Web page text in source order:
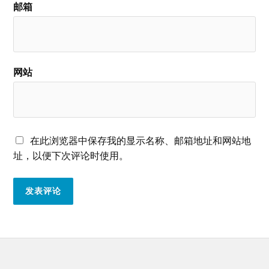
邮箱
网站
在此浏览器中保存我的显示名称、邮箱地址和网站地
址，以便下次评论时使用。